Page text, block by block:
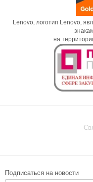
Lenovo, логотип Lenovo,
на
Подписаться на новости